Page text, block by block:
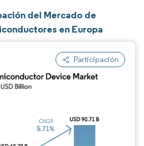
del Mercado de
en Europa
Participación